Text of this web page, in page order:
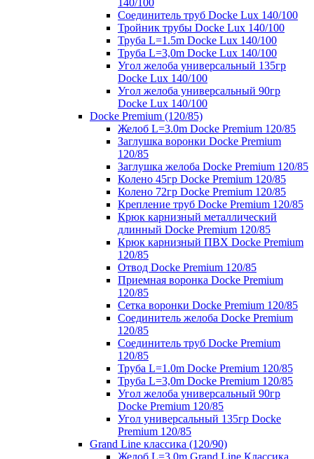
140/100
Соединитель труб Docke Lux 140/100
Тройник трубы Docke Lux 140/100
Труба L=1.5m Docke Lux 140/100
Труба L=3,0m Docke Lux 140/100
Угол желоба универсальный 135гр
Docke Lux 140/100
Угол желоба универсальный 90гр
Docke Lux 140/100
Docke Premium (120/85)
Желоб L=3.0m Docke Premium 120/85
Заглушка воронки Docke Premium
120/85
Заглушка желоба Docke Premium 120/85
Колено 45гр Docke Premium 120/85
Колено 72гр Docke Premium 120/85
Крепление труб Docke Premium 120/85
Крюк карнизный металлический
длинный Docke Premium 120/85
Крюк карнизный ПВХ Docke Premium
120/85
Отвод Docke Premium 120/85
Приемная воронка Docke Premium
120/85
Сетка воронки Docke Premium 120/85
Соединитель желоба Docke Premium
120/85
Соединитель труб Docke Premium
120/85
Труба L=1.0m Docke Premium 120/85
Труба L=3,0m Docke Premium 120/85
Угол желоба универсальный 90гр
Docke Premium 120/85
Угол универсальный 135гр Docke
Premium 120/85
Grand Line классика (120/90)
Желоб L=3.0m Grand Line Классика